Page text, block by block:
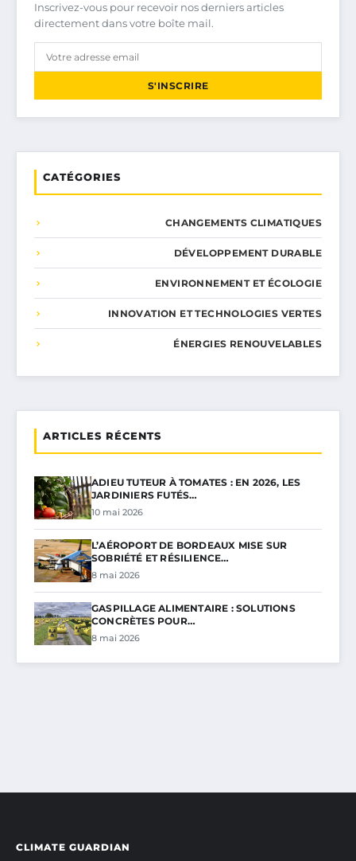
Inscrivez-vous pour recevoir nos derniers articles
directement dans votre boîte mail.
S'INSCRIRE
CATÉGORIES
CHANGEMENTS CLIMATIQUES
DÉVELOPPEMENT DURABLE
ENVIRONNEMENT ET ÉCOLOGIE
INNOVATION ET TECHNOLOGIES VERTES
ÉNERGIES RENOUVELABLES
ARTICLES RÉCENTS
ADIEU TUTEUR À TOMATES : EN 2026, LES
JARDINIERS FUTÉS…
10 mai 2026
L’AÉROPORT DE BORDEAUX MISE SUR
SOBRIÉTÉ ET RÉSILIENCE…
8 mai 2026
GASPILLAGE ALIMENTAIRE : SOLUTIONS
CONCRÈTES POUR…
8 mai 2026
CLIMATE GUARDIAN